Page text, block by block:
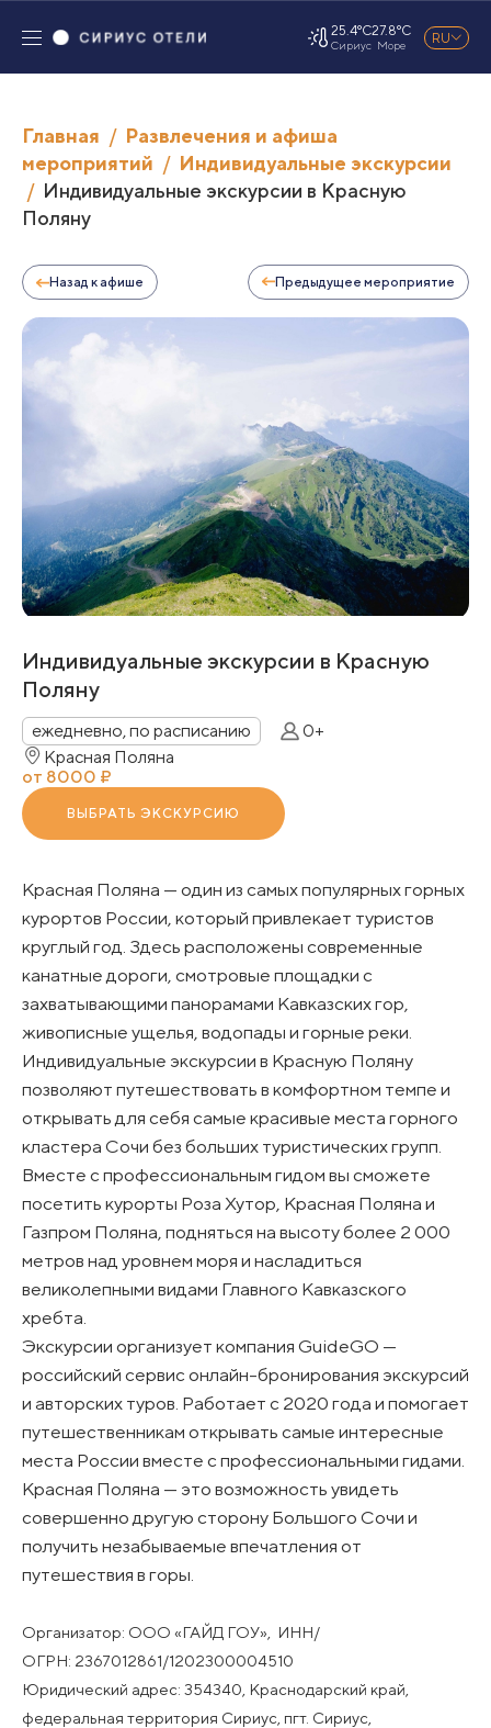
25.4°C
Сириус
27.8°C
Море RU
Главная
Развлечения и афиша
мероприятий
Индивидуальные экскурсии
Индивидуальные экскурсии в Красную
Поляну
Назад к афише Предыдущее мероприятие
Индивидуальные экскурсии в Красную
Поляну
ежедневно, по расписанию
0+
Красная Поляна
от 8000 ₽
ВЫБРАТЬ ЭКСКУРСИЮ
Красная Поляна — один из самых популярных горных
курортов России, который привлекает туристов
круглый год. Здесь расположены современные
канатные дороги, смотровые площадки с
захватывающими панорамами Кавказских гор,
живописные ущелья, водопады и горные реки.
Индивидуальные экскурсии в Красную Поляну
позволяют путешествовать в комфортном темпе и
открывать для себя самые красивые места горного
кластера Сочи без больших туристических групп.
Вместе с профессиональным гидом вы сможете
посетить курорты Роза Хутор, Красная Поляна и
Газпром Поляна, подняться на высоту более 2 000
метров над уровнем моря и насладиться
великолепными видами Главного Кавказского
хребта.
Экскурсии организует компания GuideGO —
российский сервис онлайн-бронирования экскурсий
и авторских туров. Работает с 2020 года и помогает
путешественникам открывать самые интересные
места России вместе с профессиональными гидами.
Красная Поляна — это возможность увидеть
совершенно другую сторону Большого Сочи и
получить незабываемые впечатления от
путешествия в горы.
Организатор: ООО «ГАЙД ГОУ», ИНН/
ОГРН: 2367012861/1202300004510
Юридический адрес: 354340, Краснодарский край,
федеральная территория Сириус, пгт. Сириус,